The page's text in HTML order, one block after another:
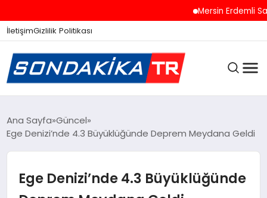
Mersin Erdemli
İletişimGizlilik Politikası
ANASAYFA
Ana Sayfa Güncel
Ege Denizi’nde 4.3 Büyüklüğünde Deprem Meydana Geldi
Ege Denizi’nde 4.3 Büyüklüğünde